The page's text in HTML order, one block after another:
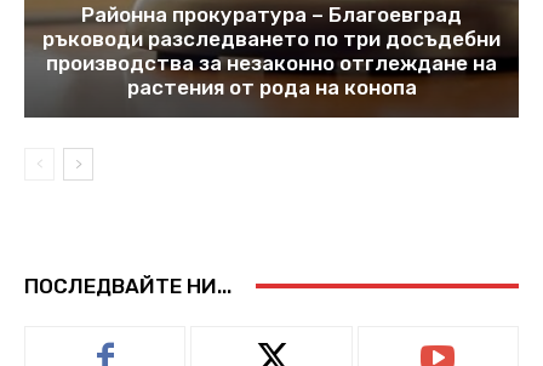
Районна прокуратура – Благоевград
ръководи разследването по три досъдебни
производства за незаконно отглеждане на
растения от рода на конопа
ПОСЛЕДВАЙТЕ НИ...